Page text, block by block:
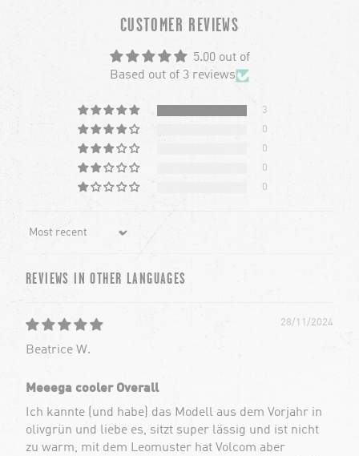
CUSTOMER REVIEWS
5.00 out of
Based out of 3 reviews
3
0
0
0
0
REVIEWS IN OTHER LANGUAGES
28/11/2024
Beatrice W.
Meeega cooler Overall
Ich kannte (und habe) das Modell aus dem Vorjahr in
olivgrün und liebe es, sitzt super lässig und ist nicht
zu warm, mit dem Leomuster hat Volcom aber